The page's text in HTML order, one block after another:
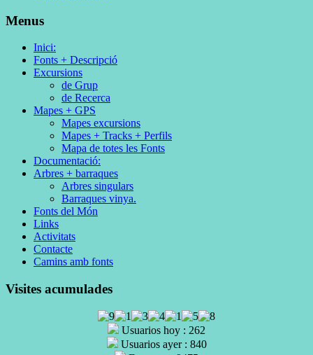
Menus
Inici:
Fonts + Descripció
Excursions
de Grup
de Recerca
Mapes + GPS
Mapes excursions
Mapes + Tracks + Perfils
Mapa de totes les Fonts
Documentació:
Arbres + barraques
Arbres singulars
Barraques vinya.
Fonts del Món
Links
Activitats
Contacte
Camins amb fonts
Visites acumulades
Usuarios hoy : 262
Usuarios ayer : 840